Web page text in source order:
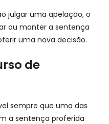
julgar uma apelação, o
ou manter a sentença
uma nova decisão.
de
sempre que uma das
a sentença proferida